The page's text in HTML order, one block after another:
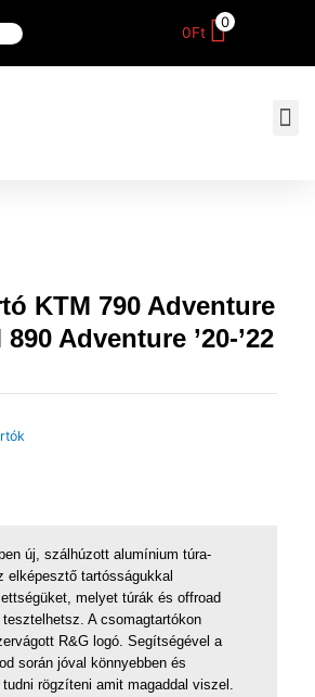
0Ft
0
KTM 790 Adventure
890 Adventure ’20-’22
új, szálhúzott alumínium túra-
elképesztő tartósságukkal
melyet túrák és offroad
A csomagtartókon
R&G logó. Segítségével a
során jóval könnyebben és
rögzíteni amit magaddal viszel.